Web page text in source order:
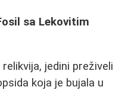
sa Lekovitim
jedini preživeli
koja je bujala u